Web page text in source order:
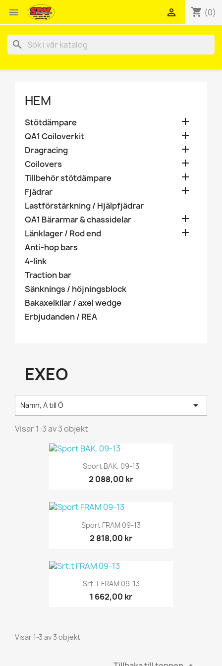
 shopping_cart (0)

search
HEM
Stötdämpare 
QA1 Coiloverkit 
Dragracing 
Coilovers 
Tillbehör stötdämpare 
Fjädrar 
Lastförstärkning / Hjälpfjädrar
QA1 Bärarmar & chassidelar

Länklager / Rod end 
Anti-hop bars
4-link
Traction bar
Sänknings / höjningsblock
Bakaxelkilar / axel wedge
Erbjudanden / REA
EXEO
Namn, A till Ö 
Visar 1-3 av 3 objekt
Sport BAK. 09-13
2 088,00 kr
Sport FRAM 09-13
2 818,00 kr
Srt.t FRAM 09-13
1 662,00 kr
Visar 1-3 av 3 objekt